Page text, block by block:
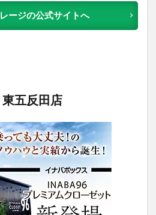
ージの公式サイトへ
五反田店